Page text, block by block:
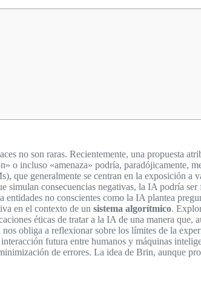
no son raras. Recientemente, una propuesta
o incluso «amenaza» podría, paradójicamente,
que generalmente se centran en la exposición a
simulan consecuencias negativas, la IA podría
no conscientes como la IA plantea
en el contexto de un sistema algorítmico.
éticas de tratar a la IA de una manera que,
obliga a reflexionar sobre los límites de la
futura entre humanos y máquinas
de errores. La idea de Brin, aunque